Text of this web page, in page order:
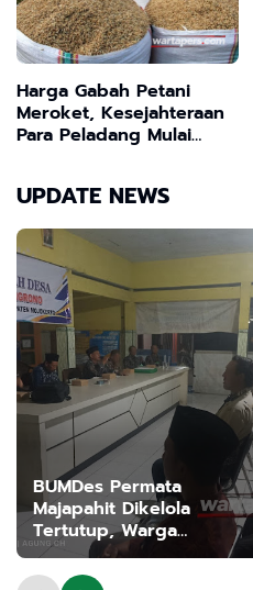
Harga Gabah Petani
Meroket, Kesejahteraan
Para Peladang Mulai
UPDATE NEWS
BUMDes Permata
Majapahit Dikelola
Tertutup, Warga
Tanjangrono Tuntut
Kejelasan